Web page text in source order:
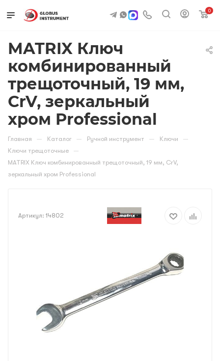
0
MATRIX Ключ
комбинированный
трещоточный, 19 мм,
CrV, зеркальный
хром Professional
Главная — Каталог — Ручной инструмент — Ключи —
Ключи трещоточные —
MATRIX Ключ комбинированный трещоточный, 19 мм, CrV,
зеркальный хром Professional
Артикул: 14802